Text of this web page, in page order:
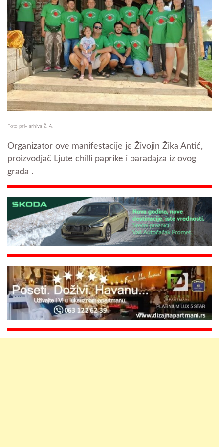
Foto priv arhiva Ž. A.
Organizator ove manifestacije je Živojin Žika Antić,
proizvodjač Ljute chilli paprike i paradajza iz ovog
grada .